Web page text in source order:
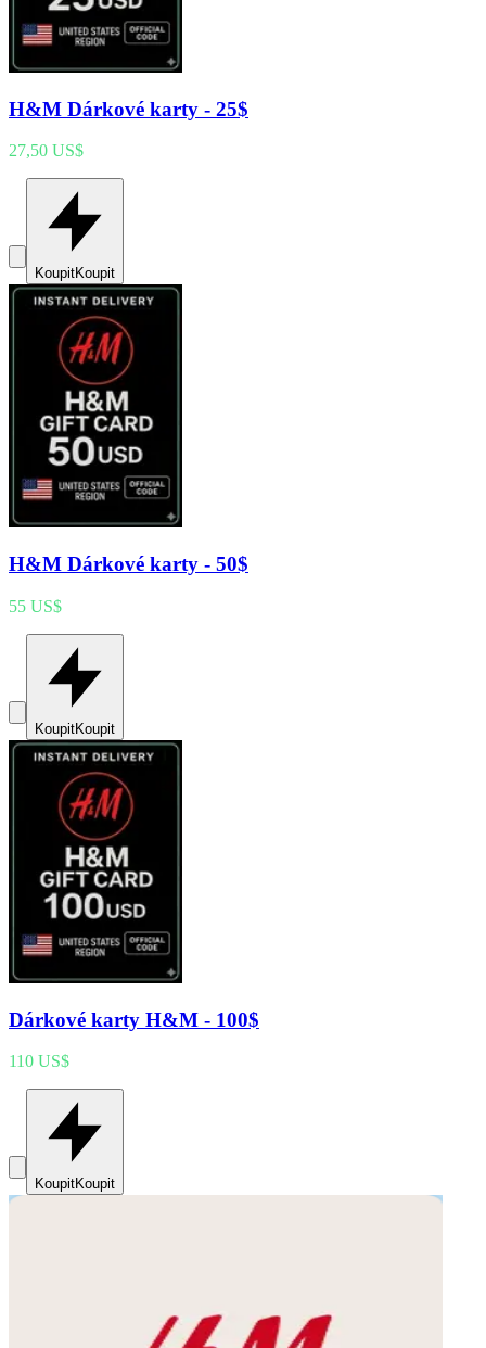
H&M Dárkové karty - 25$
27,50 US$
KoupitKoupit
H&M Dárkové karty - 50$
55 US$
KoupitKoupit
Dárkové karty H&M - 100$
110 US$
KoupitKoupit